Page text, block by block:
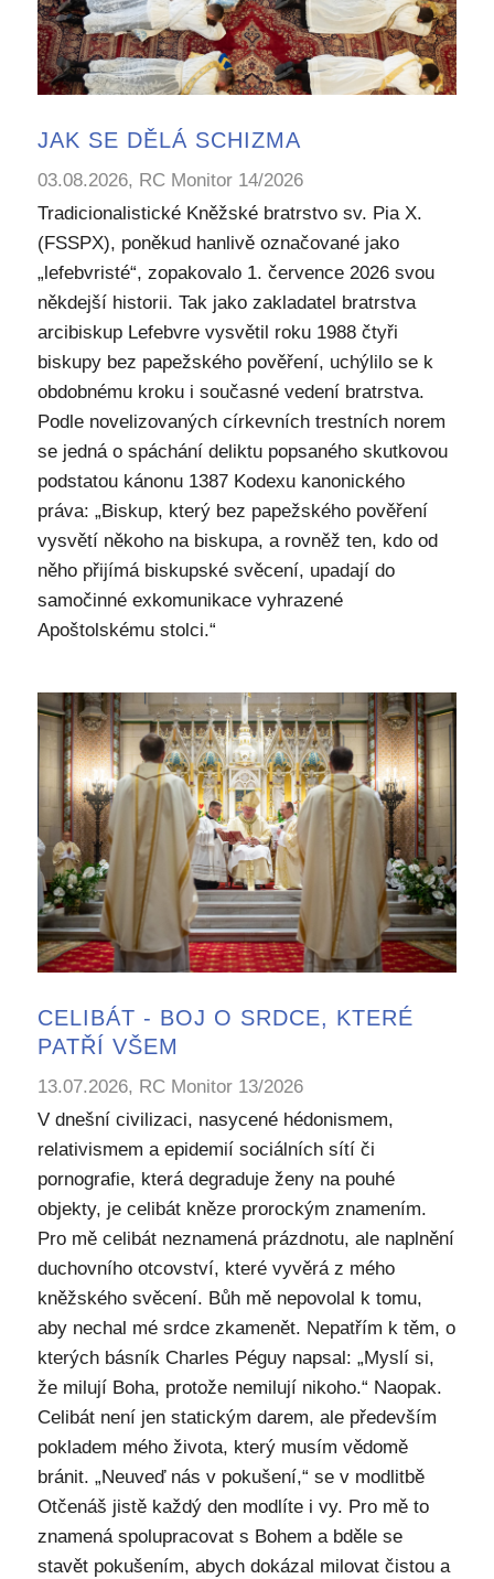
JAK SE DĚLÁ SCHIZMA
03.08.2026, RC Monitor 14/2026
Tradicionalistické Kněžské bratrstvo sv. Pia X.
(FSSPX), poněkud hanlivě označované jako
„lefebvristé“, zopakovalo 1. července 2026 svou
někdejší historii. Tak jako zakladatel bratrstva
arcibiskup Lefebvre vysvětil roku 1988 čtyři
biskupy bez papežského pověření, uchýlilo se k
obdobnému kroku i současné vedení bratrstva.
Podle novelizovaných církevních trestních norem
se jedná o spáchání deliktu popsaného skutkovou
podstatou kánonu 1387 Kodexu kanonického
práva: „Biskup, který bez papežského pověření
vysvětí někoho na biskupa, a rovněž ten, kdo od
něho přijímá biskupské svěcení, upadají do
samočinné exkomunikace vyhrazené
Apoštolskému stolci.“
CELIBÁT - BOJ O SRDCE, KTERÉ
PATŘÍ VŠEM
13.07.2026, RC Monitor 13/2026
V dnešní civilizaci, nasycené hédonismem,
relativismem a epidemií sociálních sítí či
pornografie, která degraduje ženy na pouhé
objekty, je celibát kněze prorockým znamením.
Pro mě celibát neznamená prázdnotu, ale naplnění
duchovního otcovství, které vyvěrá z mého
kněžského svěcení. Bůh mě nepovolal k tomu,
aby nechal mé srdce zkamenět. Nepatřím k těm, o
kterých básník Charles Péguy napsal: „Myslí si,
že milují Boha, protože nemilují nikoho.“ Naopak.
Celibát není jen statickým darem, ale především
pokladem mého života, který musím vědomě
bránit. „Neuveď nás v pokušení,“ se v modlitbě
Otčenáš jistě každý den modlíte i vy. Pro mě to
znamená spolupracovat s Bohem a bděle se
stavět pokušením, abych dokázal milovat čistou a